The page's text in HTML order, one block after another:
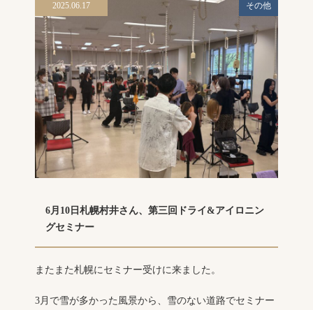
2025.06.17 その他
6月10日札幌村井さん、第三回ドライ&アイロニン
グセミナー
またまた札幌にセミナー受けに来ました。
3月で雪が多かった風景から、雪のない道路でセミナー